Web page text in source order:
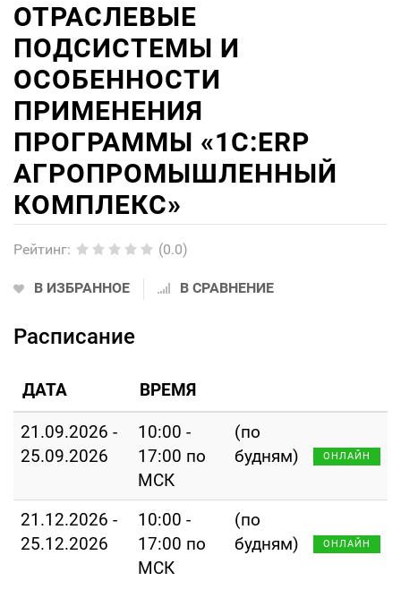
ОТРАСЛЕВЫЕ
ПОДСИСТЕМЫ И
ОСОБЕННОСТИ
ПРИМЕНЕНИЯ
ПРОГРАММЫ «1С:ERP
АГРОПРОМЫШЛЕННЫЙ
КОМПЛЕКС»
Рейтинг: (0.0)
В ИЗБРАННОЕ В СРАВНЕНИЕ
Расписание
ДАТА ВРЕМЯ
21.09.2026 -
25.09.2026
10:00 -
17:00 по
МСК
(по
будням)
ОНЛАЙН
21.12.2026 -
25.12.2026
10:00 -
17:00 по
МСК
(по
будням)
ОНЛАЙН